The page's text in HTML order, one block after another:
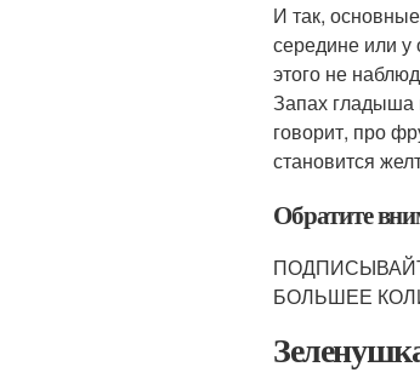
И так,
середине или у
этого не
Запах гладыша
говорит, про
становится
Обратите
БОЛЬШЕЕ